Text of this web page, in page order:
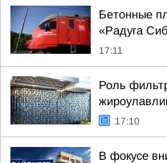
Бетонные
«Радуга
17:11
Роль
17:10
В фокусе